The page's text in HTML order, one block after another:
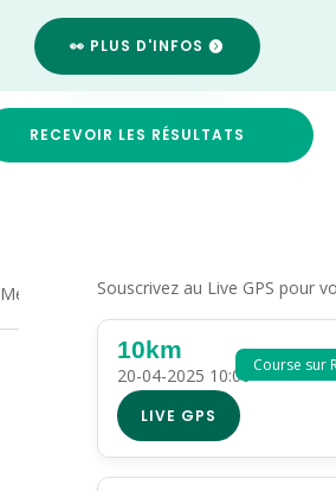
👀 PLUS D'INFOS
RECEVOIR LES RÉSULTATS
Medias Souscrivez au Live GPS pour
Course sur
10km
20-04-2025 10:00
LIVE GPS